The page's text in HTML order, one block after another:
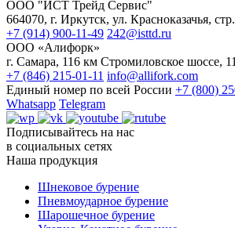
ООО "ИСТ Трейд Сервис"
664070, г. Иркутск, ул. Красноказачья,
+7 (914) 900-11-49 242@isttd.ru
ООО «Алифорк»
г. Самара, 116 км Стромиловское шоссе, 11
+7 (846) 215-01-11 info@allifork.com
Единый номер по всей России +7 (800)
Whatsapp Telegram
Подписывайтесь на нас
в социальных сетях
Наша продукция
Шнековое бурение
Пневмоударное бурение
Шарошечное бурение